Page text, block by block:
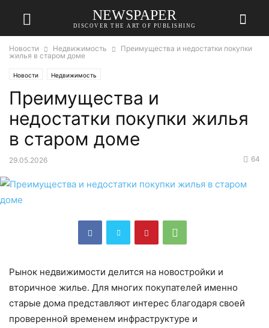
NEWSPAPER
DISCOVER THE ART OF PUBLISHING
Новости Недвижимость
Преимущества и недостатки покупки
жилья в старом доме
Новости Недвижимость
Преимущества и
недостатки покупки жилья
в старом доме
29.05.2026 64
Рынок недвижимости делится на новостройки и
вторичное жилье. Для многих покупателей именно
старые дома представляют интерес благодаря своей
проверенной временем инфраструктуре и